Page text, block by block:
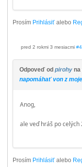
Prosím Prihlásiť alebo
pred 2 rokmi 3 mesiacmi
Odpoveď od pirohy na
napomáhať von z
Anog,
ale veď hráš po celých
Prosím Prihlásiť alebo